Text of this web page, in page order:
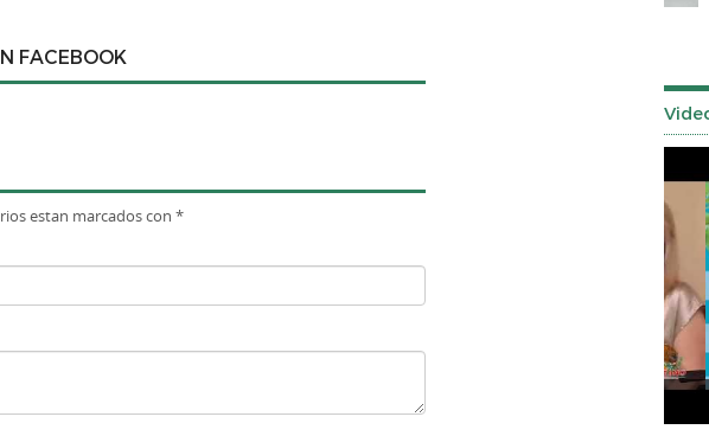
FACEBOOK
estan marcados con *
Que es Glaucoma con la Dra. Hagen